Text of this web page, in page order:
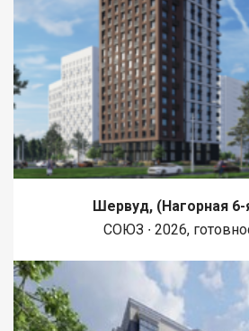
Шервуд, (Нагорная 6-
СОЮЗ ∙ 2026,